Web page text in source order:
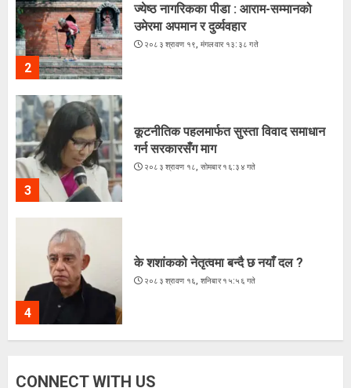
2
ज्येष्ठ नागरिकका पीडा : आराम-सम्मानको
उमेरमा अपमान र दुर्व्यवहार
२०८३ श्रावण १९, मंगलवार १३:३८ गते
3
कूटनीतिक पहलमार्फत सुस्ता विवाद समाधान
गर्न सरकारसँग माग
२०८३ श्रावण १८, सोमबार १६:३४ गते
4
के शशांकको नेतृत्वमा बन्दै छ नयाँ दल ?
२०८३ श्रावण १६, शनिबार १५:५६ गते
CONNECT WITH US